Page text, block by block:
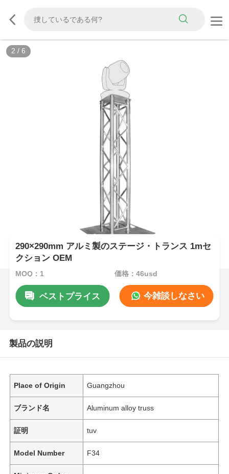
2 / 6
290×290mm アルミ製のステージ・トランス 1mセ
クション OEM
MOQ：1 価格：46usd
ベストプライス 今雑談しなさい
製品の説明
Place of Origin Guangzhou
ブランド名 Aluminum alloy truss
証明 tuv
Model Number F34